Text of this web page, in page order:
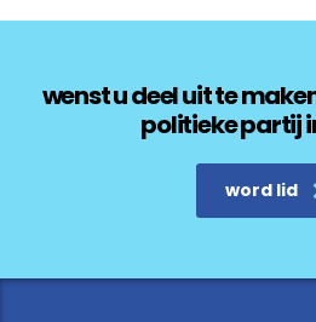
wenst u deel uit te
politieke partij
word lid